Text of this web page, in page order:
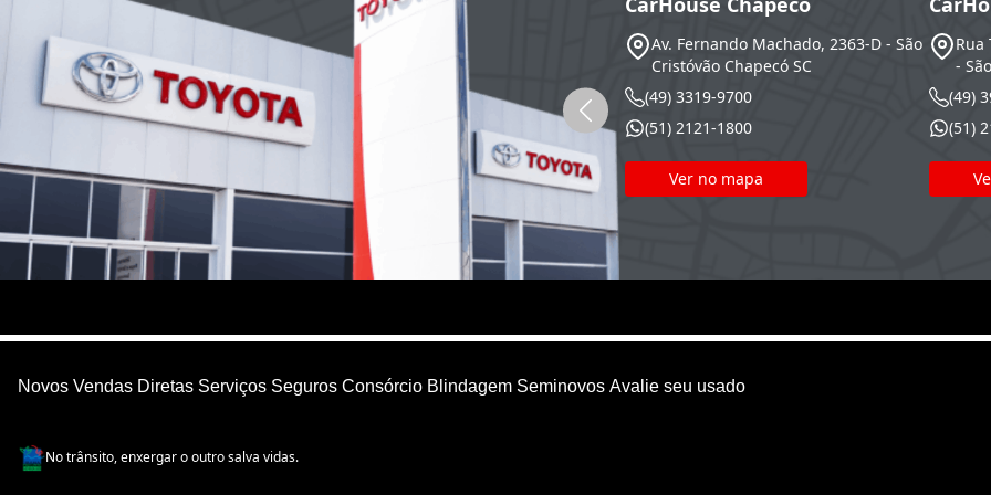
Av. Fernando Machado, 2363-D - São
Cristóvão Chapecó SC
(49) 3319-9700
(51) 2121-1800
Ver no mapa
Rua
-
(49)
(51)
Novos Vendas Diretas Serviços Seguros Consórcio Blindagem Seminovos Avalie seu usado
No trânsito, enxergar o outro salva vidas.